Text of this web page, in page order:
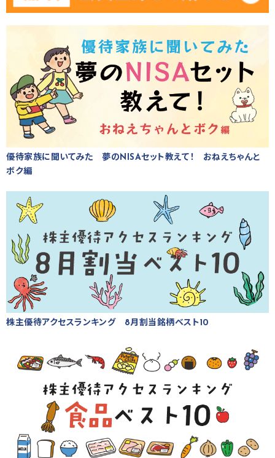
優待家族に聞いてみた 夢のNISAセット教えて！ おねえちゃんと
ボク編
株主優待アクセスランキング 8月割当銘柄ベスト10